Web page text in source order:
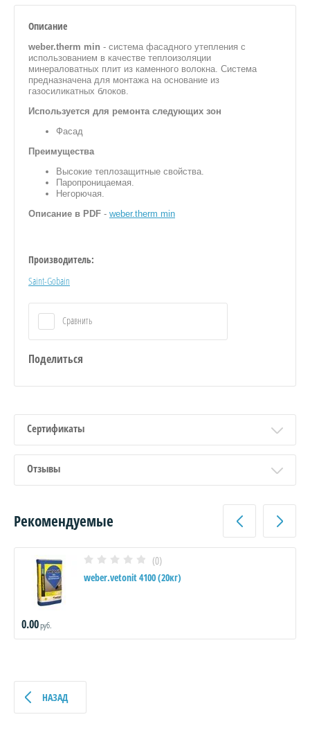
Описание
weber.therm min - система фасадного утепления с
использованием в качестве теплоизоляции
минераловатных плит из каменного волокна. Система
предназначена для монтажа на основание из
газосиликатных блоков.
Используется для ремонта следующих зон
Фасад
Преимущества
Высокие теплозащитные свойства.
Паропроницаемая.
Негорючая.
Описание в PDF - weber.therm min
Производитель:
Saint-Gobain
Сравнить
Поделиться
Сертификаты
Отзывы
Рекомендуемые
(0)
weber.vetonit 4100 (20кг)
0.00руб.
НАЗАД